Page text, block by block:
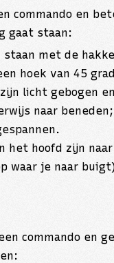
commando en
gaat staan:
staan met de
hoek van 45
licht gebogen
naar
het hoofd zijn
waar je naar
commando en